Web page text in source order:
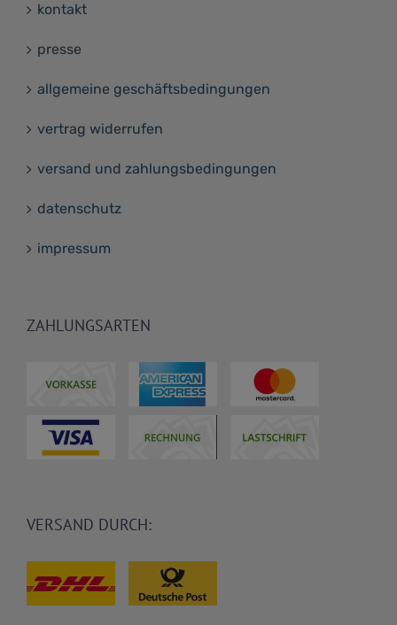
kontakt
presse
allgemeine geschäftsbedingungen
vertrag widerrufen
versand und zahlungsbedingungen
datenschutz
impressum
ZAHLUNGSARTEN
VERSAND DURCH: